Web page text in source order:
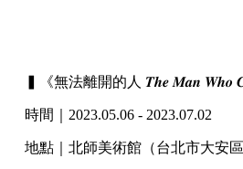
▍《無法離開的人 𝑻𝒉𝒆 𝑴𝒂𝒏 𝑾𝒉𝒐
時間｜2023.05.06 - 2023.07.02
地點｜北師美術館（台北市大安